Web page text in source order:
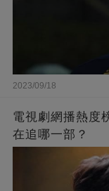
2023/09/18
電視劇網播熱度
在追哪一部？